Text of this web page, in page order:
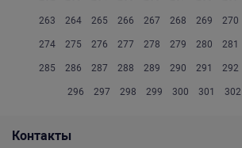
263 264 265 266 267 268 269 270
274 275 276 277 278 279 280 281
285 286 287 288 289 290 291 292
296 297 298 299 300 301 302
Контакты